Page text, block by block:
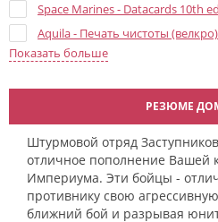
Space Marines - Datacards 10th
Aquila - Печать чистоты
Ultramarines Upgrades (
Брелок «Space Marine MKVII
Брелок «Space Marine Primaris
Брелок «Custodian Shoulder
Ultramarines Upgrades and
Брелок «Space Marine MKVII
Показать больше
РЕЗЮМЕ
Штурмовой отряд
отличное пополнение Вашей
Империума. Эти бойцы -
противнику свою
ближний бой и разрывая